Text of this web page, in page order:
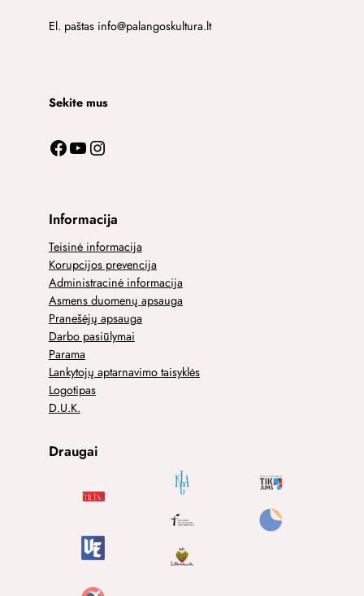
El. paštas info@palangoskultura.lt
Sekite mus
Facebook YouTube Instagram
Informacija
Teisinė informacija
Korupcijos prevencija
Administracinė informacija
Asmens duomenų apsauga
Pranešėjų apsauga
Darbo pasiūlymai
Parama
Lankytojų aptarnavimo taisyklės
Logotipas
D.U.K.
Draugai